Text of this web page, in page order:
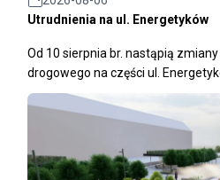
Utrudnienia na ul. Energetyków
Od 10 sierpnia br. nastąpią
drogowego na części ul.